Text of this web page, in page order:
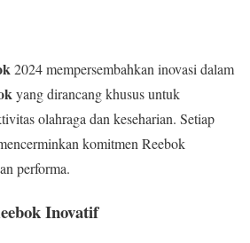
2024 mempersembahkan inovasi dalam
yang dirancang khusus untuk
olahraga dan keseharian. Setiap
komitmen Reebok
performa.
Inovatif